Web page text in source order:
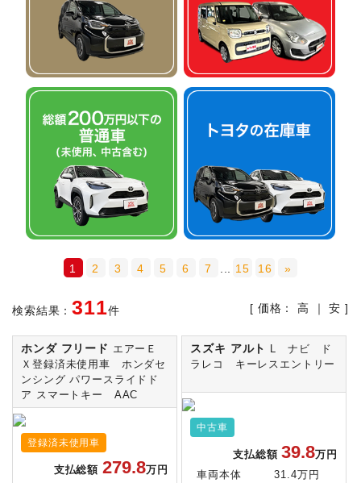
1 2 3 4 5 6 7 15 16 »
[ 価格：高 ｜安 ]
検索結果：311件
ホンダ フリード エアーＥ
Ｘ登録済未使用車 ホンダセ
ンシング パワースライドド
ア スマートキー AAC
登録済未使用車
支払総額 279.8万円
スズキ アルト
L ナビ ド
ラレコ キーレスエントリー
中古車
支払総額39.8万円
車両本体
31.4万円